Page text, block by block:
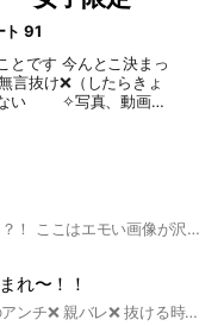
ト 91
べり#雑談
そこの君エモい画像欲しいって？！ ここはエモい画像が沢山あるよ！ 見ていって！ ここは雑談おっけぃだよ！ 写真はノートに投稿してね！ ⭕️な事 雑談 写真投稿 仲良くする事 ❌な事 荒らし スタ連（3個までしていいよ） 即抜け 個チャ交換 住所を教えない
れ〜！！
即抜け❌ ろこまこあこちゃんのアンチ❌ 親バレ❌ 抜ける時は宣伝してからなら⭕️